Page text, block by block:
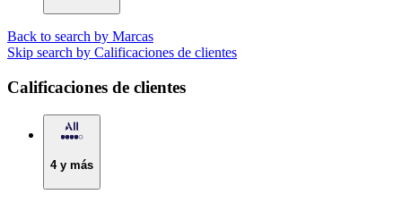
Back to search by Marcas
Skip search by Calificaciones de clientes
Calificaciones de clientes
4 y más